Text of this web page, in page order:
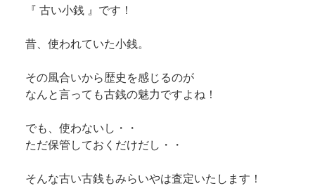
『 古い小銭 』です！
昔、使われていた小銭。
その風合いから歴史を感じるのが
なんと言っても古銭の魅力ですよね！
でも、使わないし・・
ただ保管しておくだけだし・・
そんな古い古銭もみらいやは査定いたします！